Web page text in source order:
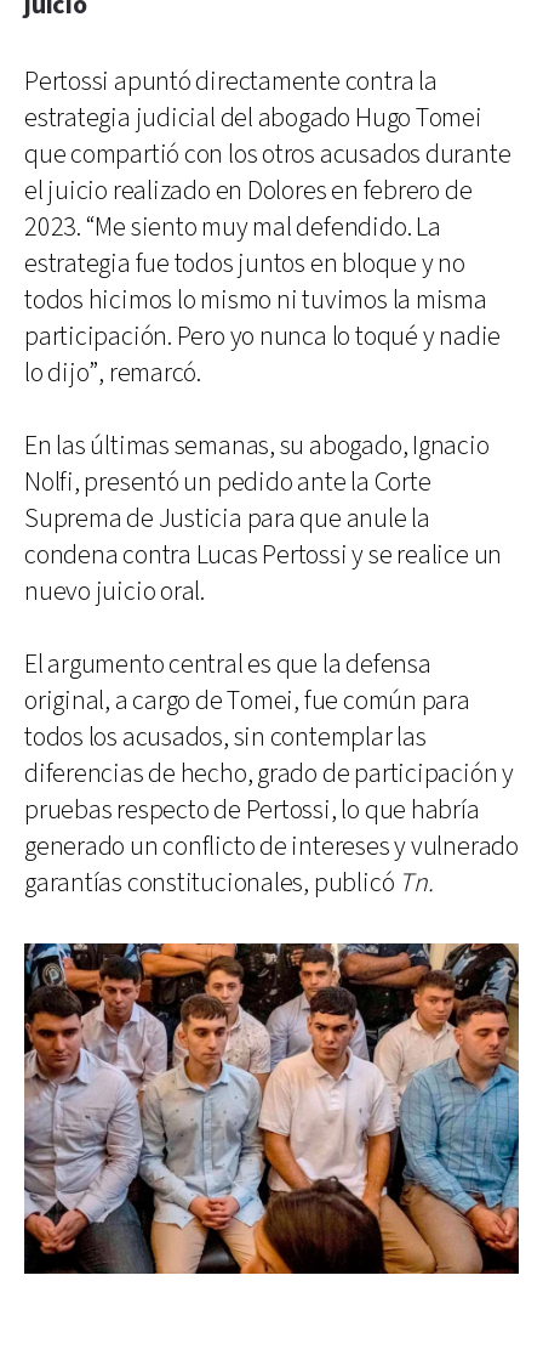
Pertossi apuntó directamente contra la
estrategia judicial del abogado Hugo Tomei
que compartió con los otros acusados durante
el juicio realizado en Dolores en febrero de
2023. “Me siento muy mal defendido. La
estrategia fue todos juntos en bloque y no
todos hicimos lo mismo ni tuvimos la misma
participación. Pero yo nunca lo toqué y nadie
lo dijo”, remarcó.
En las últimas semanas, su abogado, Ignacio
Nolfi, presentó un pedido ante la Corte
Suprema de Justicia para que anule la
condena contra Lucas Pertossi y se realice un
nuevo juicio oral.
El argumento central es que la defensa
original, a cargo de Tomei, fue común para
todos los acusados, sin contemplar las
diferencias de hecho, grado de participación y
pruebas respecto de Pertossi, lo que habría
generado un conflicto de intereses y vulnerado
garantías constitucionales, publicó Tn.